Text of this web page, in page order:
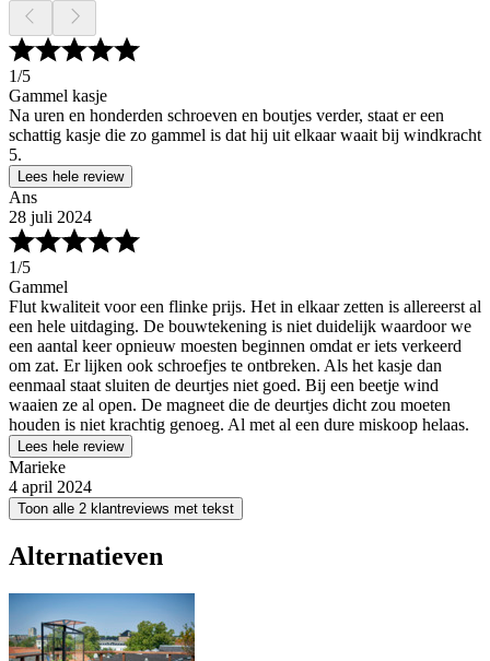
1/5
Gammel kasje
Na uren en honderden schroeven en boutjes verder, staat er een
schattig kasje die zo gammel is dat hij uit elkaar waait bij windkracht
5.
Lees hele review
Ans
28 juli 2024
1/5
Gammel
Flut kwaliteit voor een flinke prijs. Het in elkaar zetten is allereerst al
een hele uitdaging. De bouwtekening is niet duidelijk waardoor we
een aantal keer opnieuw moesten beginnen omdat er iets verkeerd
om zat. Er lijken ook schroefjes te ontbreken. Als het kasje dan
eenmaal staat sluiten de deurtjes niet goed. Bij een beetje wind
waaien ze al open. De magneet die de deurtjes dicht zou moeten
houden is niet krachtig genoeg. Al met al een dure miskoop helaas.
Lees hele review
Marieke
4 april 2024
Toon alle 2 klantreviews met tekst
Alternatieven